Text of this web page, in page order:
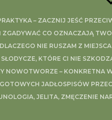
– ZACZNIJ JEŚĆ
ZGADYWAĆ CO OZNACZAJĄ
NIE RUSZAM Z MIEJSCA
KTÓRE CI NIE
NOWOTWORZE – KONKRETNA
JADŁOSPISÓW
JELITA, ZMĘCZENIE
współpracę ze mną
które wskazują
(0, 30, 60, 120 minutach)
produkowanym przez
energii do komórek oraz
z racji dużo większego
poziom
hormonów